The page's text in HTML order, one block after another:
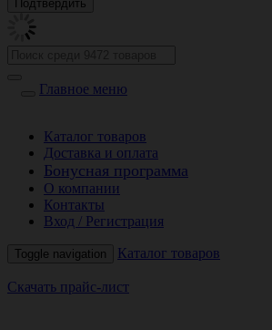
Главное меню
Каталог товаров
Доставка и оплата
Бонусная программа
О компании
Контакты
Вход / Регистрация
Toggle navigation Каталог товаров
Скачать прайс-лист